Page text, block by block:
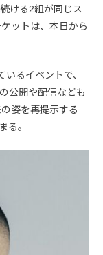
ける2組が同じス
ットは、本日から
るイベントで、
公開や配信なども
姿を再提示する
る。